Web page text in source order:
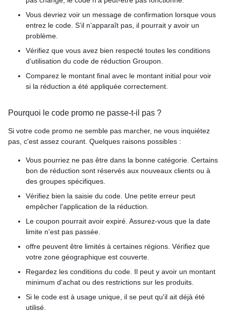
Vous devriez voir un message de confirmation lorsque vous
entrez le code. S’il n’apparaît pas, il pourrait y avoir un
problème.
Vérifiez que vous avez bien respecté toutes les conditions
d’utilisation du code de réduction Groupon.
Comparez le montant final avec le montant initial pour voir
si la réduction a été appliquée correctement.
Pourquoi le code promo ne passe-t-il pas ?
Si votre code promo ne semble pas marcher, ne vous inquiétez
pas, c'est assez courant. Quelques raisons possibles :
Vous pourriez ne pas être dans la bonne catégorie. Certains
bon de réduction sont réservés aux nouveaux clients ou à
des groupes spécifiques.
Vérifiez bien la saisie du code. Une petite erreur peut
empêcher l'application de la réduction.
Le coupon pourrait avoir expiré. Assurez-vous que la date
limite n'est pas passée.
offre peuvent être limités à certaines régions. Vérifiez que
votre zone géographique est couverte.
Regardez les conditions du code. Il peut y avoir un montant
minimum d'achat ou des restrictions sur les produits.
Si le code est à usage unique, il se peut qu'il ait déjà été
utilisé.